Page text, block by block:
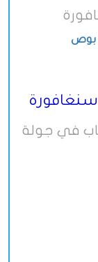
بوص
سنغافورة
في جولة